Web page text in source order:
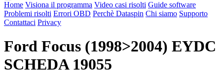
Home Visiona il programma Video casi risolti Guide software
Problemi risolti Errori OBD Perchè Dataspin Chi siamo Supporto
Contattaci Privacy
Ford Focus (1998>2004) EYDC
SCHEDA 19055